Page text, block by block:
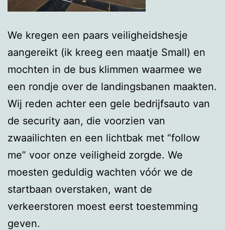
We kregen een paars veiligheidshesje
aangereikt (ik kreeg een maatje Small) en
mochten in de bus klimmen waarmee we
een rondje over de landingsbanen maakten.
Wij reden achter een gele bedrijfsauto van
de security aan, die voorzien van
zwaailichten en een lichtbak met “follow
me” voor onze veiligheid zorgde. We
moesten geduldig wachten vóór we de
startbaan overstaken, want de
verkeerstoren moest eerst toestemming
geven.